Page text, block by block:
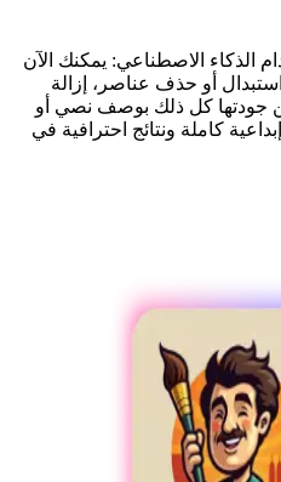
الذكاء الاصطناعي: يمكنك الآن
أو حذف عناصر، إزالة
جودتها كل ذلك بوصف نصي أو
كاملة ونتائج احترافية في